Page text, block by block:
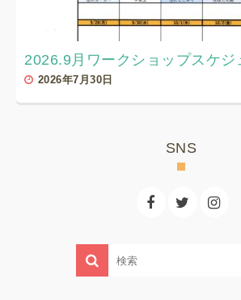
2026.9月ワークショップスケジ
2026年7月30日
SNS